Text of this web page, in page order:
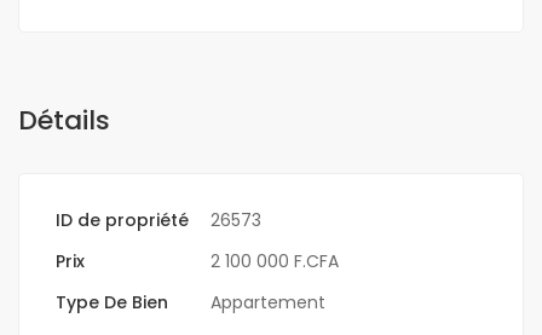
Détails
ID de propriété
26573
Prix
2 100 000 F.CFA
Type De Bien
Appartement